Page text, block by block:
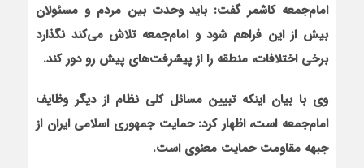
امام‌جمعه کاشمر گفت: باید وحدت بین مردم و مسئولان
بیش از این فراهم شود و امام‌جمعه تلاش می‌کند نگذارد
برخی اختلافات، منطقه را از پیشرفت‌های پیش رو دور کند.
وی با بیان این‏که تبیین مسائل کلی نظام از دیگر وظایف
امام‌جمعه است، اظهار کرد: حمایت جمهوری اسلامی ایران از
جبهه مقاومت حمایت معنوی است.